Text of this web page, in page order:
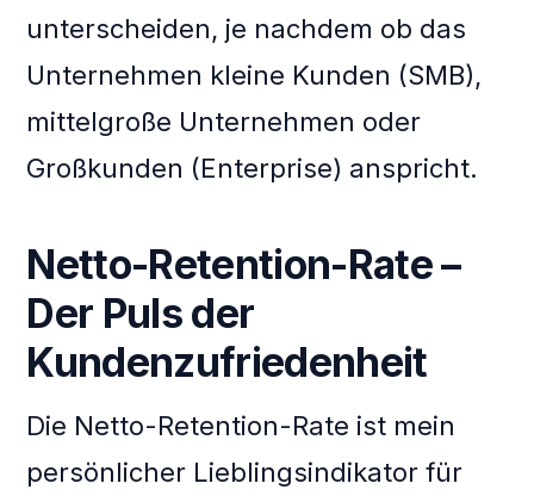
unterscheiden, je nachdem ob das
Unternehmen kleine Kunden (SMB),
mittelgroße Unternehmen oder
Großkunden (Enterprise) anspricht.
Netto-Retention-Rate –
Der Puls der
Kundenzufriedenheit
Die Netto-Retention-Rate ist mein
persönlicher Lieblingsindikator für